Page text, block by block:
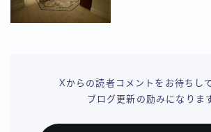
Xからの読者コメントをお待ちし
ブログ更新の励みになりま